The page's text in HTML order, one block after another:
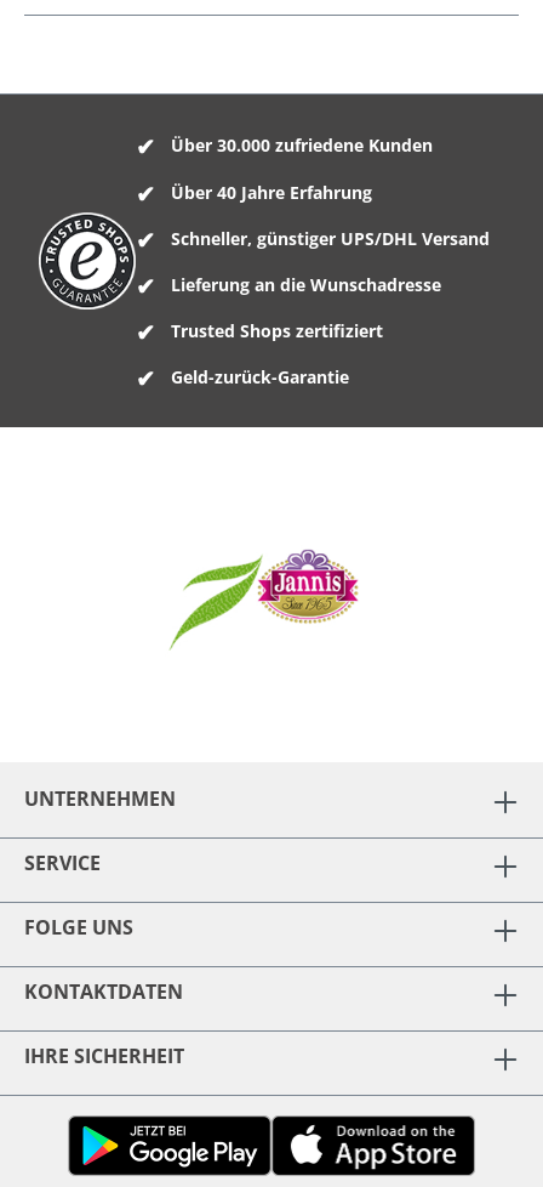
Über 30.000 zufriedene Kunden
Über 40 Jahre Erfahrung
Schneller, günstiger UPS/DHL Versand
Lieferung an die Wunschadresse
Trusted Shops zertifiziert
Geld-zurück-Garantie
UNTERNEHMEN
SERVICE
FOLGE UNS
KONTAKTDATEN
IHRE SICHERHEIT